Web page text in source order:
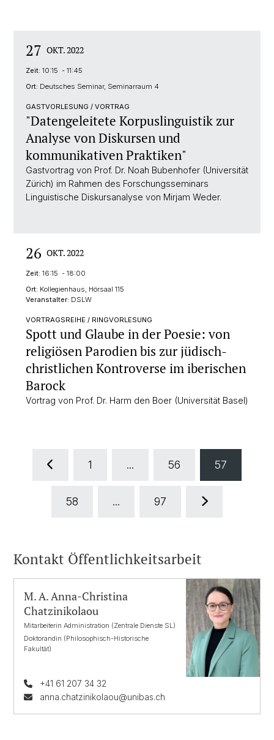
27 OKT. 2022
Zeit: 10:15 - 11:45
Ort: Deutsches Seminar, Seminarraum 4
GASTVORLESUNG / VORTRAG
"Datengeleitete Korpuslinguistik zur
Analyse von Diskursen und
kommunikativen Praktiken"
Gastvortrag von Prof. Dr. Noah Bubenhofer (Universität
Zürich) im Rahmen des Forschungsseminars
Linguistische Diskursanalyse von Mirjam Weder.
26 OKT. 2022
Zeit: 16:15 - 18:00
Ort: Kollegienhaus, Hörsaal 115
Veranstalter: DSLW
VORTRAGSREIHE / RINGVORLESUNG
Spott und Glaube in der Poesie: von
religiösen Parodien bis zur jüdisch-
christlichen Kontroverse im iberischen
Barock
Vortrag von Prof. Dr. Harm den Boer (Universität Basel)
1 ... 56 57
58 ... 97
Kontakt Öffentlichkeitsarbeit
M. A. Anna-Christina
Chatzinikolaou
Mitarbeiterin Administration (Zentrale Dienste SL)
Doktorandin (Philosophisch-Historische
Fakultät)
+41 61 207 34 32
anna.chatzinikolaou@unibas.ch